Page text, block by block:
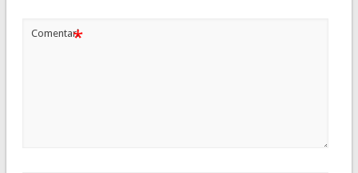
Comentari*